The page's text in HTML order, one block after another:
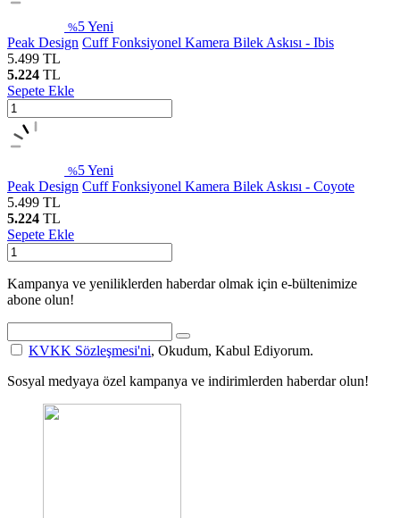
%5Yeni
Peak Design Cuff Fonksiyonel Kamera Bilek Askısı - Ibis
5.499 TL
5.224 TL
Sepete Ekle
%5Yeni
Peak Design Cuff Fonksiyonel Kamera Bilek Askısı - Coyote
5.499 TL
5.224 TL
Sepete Ekle
Kampanya ve yeniliklerden haberdar olmak için e-bültenimize
abone olun!
KVKK Sözleşmesi'ni, Okudum, Kabul Ediyorum.
Sosyal medyaya özel kampanya ve indirimlerden haberdar olun!